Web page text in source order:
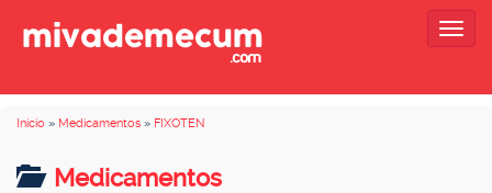
Inicio » Medicamentos » FIXOTEN
Medicamentos